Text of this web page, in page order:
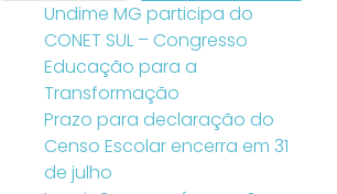
Undime MG participa do
CONET SUL – Congresso
Educação para a
Transformação
Prazo para declaração do
Censo Escolar encerra em 31
de julho